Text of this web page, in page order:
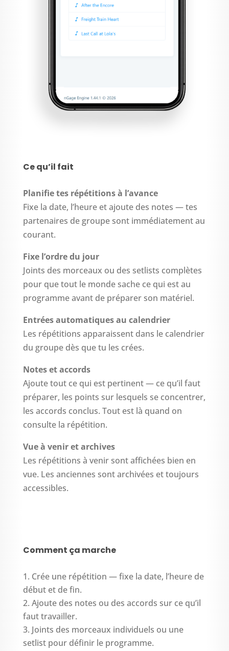
Ce qu’il fait
Planifie tes répétitions à l’avance
Fixe la date, l’heure et ajoute des notes — tes
partenaires de groupe sont immédiatement au
courant.
Fixe l’ordre du jour
Joints des morceaux ou des setlists complètes
pour que tout le monde sache ce qui est au
programme avant de préparer son matériel.
Entrées automatiques au calendrier
Les répétitions apparaissent dans le calendrier
du groupe dès que tu les crées.
Notes et accords
Ajoute tout ce qui est pertinent — ce qu’il faut
préparer, les points sur lesquels se concentrer,
les accords conclus. Tout est là quand on
consulte la répétition.
Vue à venir et archives
Les répétitions à venir sont affichées bien en
vue. Les anciennes sont archivées et toujours
accessibles.
Comment ça marche
Crée une répétition — fixe la date, l’heure de
début et de fin.
Ajoute des notes ou des accords sur ce qu’il
faut travailler.
Joints des morceaux individuels ou une
setlist pour définir le programme.